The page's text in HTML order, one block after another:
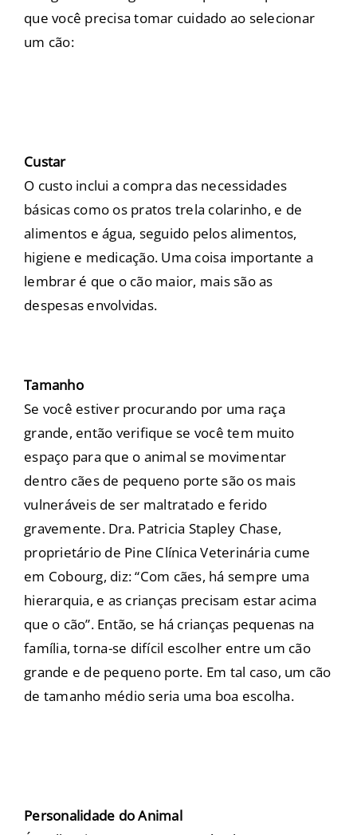
que você precisa tomar cuidado ao selecionar
um cão:
Custar
O custo inclui a compra das necessidades
básicas como os pratos trela colarinho, e de
alimentos e água, seguido pelos alimentos,
higiene e medicação. Uma coisa importante a
lembrar é que o cão maior, mais são as
despesas envolvidas.
Tamanho
Se você estiver procurando por uma raça
grande, então verifique se você tem muito
espaço para que o animal se movimentar
dentro cães de pequeno porte são os mais
vulneráveis ​​de ser maltratado e ferido
gravemente. Dra. Patricia Stapley Chase,
proprietário de Pine Clínica Veterinária cume
em Cobourg, diz: “Com cães, há sempre uma
hierarquia, e as crianças precisam estar acima
que o cão”. Então, se há crianças pequenas na
família, torna-se difícil escolher entre um cão
grande e de pequeno porte. Em tal caso, um cão
de tamanho médio seria uma boa escolha.
Personalidade do Animal